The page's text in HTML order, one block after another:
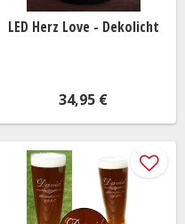
LED Herz Love - Dekolicht
34,95 €